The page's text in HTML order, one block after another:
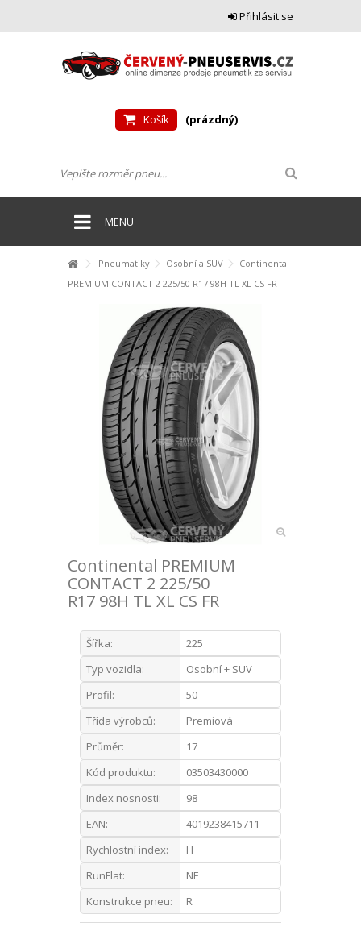
Přihlásit se
Košík (prázdný)
MENU
Pneumatiky Osobní a SUV
Continental
PREMIUM CONTACT 2 225/50 R17 98H TL XL CS FR
Continental PREMIUM
CONTACT 2 225/50
R17 98H TL XL CS FR
Šířka:
225
Typ vozidla:
Osobní + SUV
Profil:
50
Třída výrobců:
Premiová
Průměr:
17
Kód produktu:
03503430000
Index nosnosti:
98
EAN:
4019238415711
Rychlostní index:
H
RunFlat:
NE
Konstrukce pneu:
R